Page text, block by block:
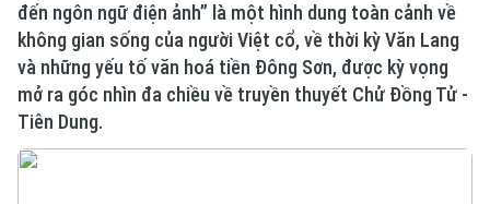
đến ngôn ngữ điện ảnh” là một hình dung toàn cảnh về
không gian sống của người Việt cổ, về thời kỳ Văn Lang
và những yếu tố văn hoá tiền Đông Sơn, được kỳ vọng
mở ra góc nhìn đa chiều về truyền thuyết Chử Đồng Tử -
Tiên Dung.